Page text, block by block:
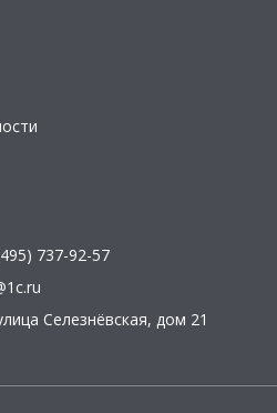
737-92-57
Селезнёвская, дом 21